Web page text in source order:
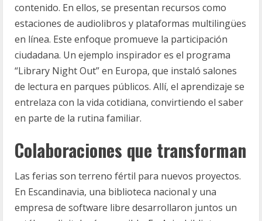
contenido. En ellos, se presentan recursos como
estaciones de audiolibros y plataformas multilingües
en línea. Este enfoque promueve la participación
ciudadana. Un ejemplo inspirador es el programa
“Library Night Out” en Europa, que instaló salones
de lectura en parques públicos. Allí, el aprendizaje se
entrelaza con la vida cotidiana, convirtiendo el saber
en parte de la rutina familiar.
Colaboraciones que transforman
Las ferias son terreno fértil para nuevos proyectos.
En Escandinavia, una biblioteca nacional y una
empresa de software libre desarrollaron juntos un